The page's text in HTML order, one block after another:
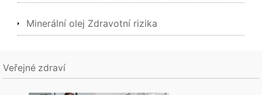
Minerální olej Zdravotní rizika
Veřejné zdraví